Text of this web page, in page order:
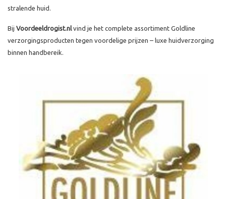
stralende huid.
Bij Voordeeldrogist.nlvind je het complete assortiment Goldline
verzorgingsproducten tegen voordelige prijzen – luxe huidverzorging
binnen handbereik.